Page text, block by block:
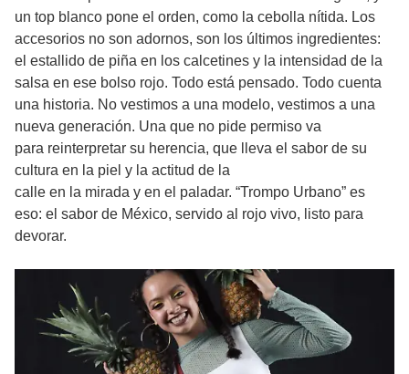
un top blanco pone el orden, como la cebolla nítida. Los
accesorios no son adornos, son los últimos ingredientes:
el estallido de piña en los calcetines y la intensidad de la
salsa en ese bolso rojo. Todo está pensado. Todo cuenta
una historia. No vestimos a una modelo, vestimos a una
nueva generación. Una que no pide permiso va
para reinterpretar su herencia, que lleva el sabor de su
cultura en la piel y la actitud de la
calle en la mirada y en el paladar. “Trompo Urbano” es
eso: el sabor de México, servido al rojo vivo, listo para
devorar.